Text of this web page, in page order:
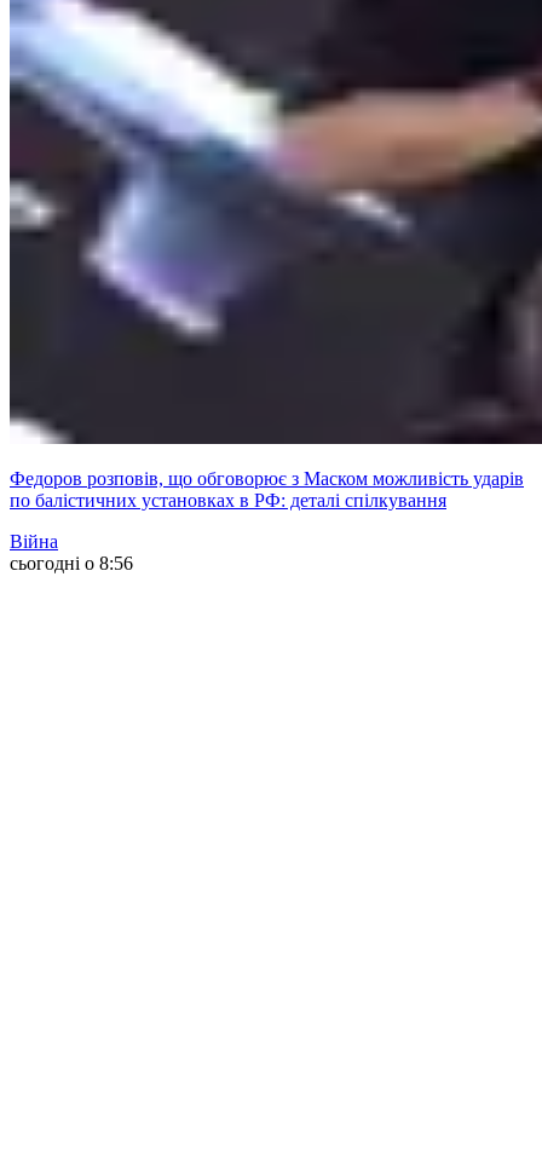
Федоров розповів, що обговорює з Маском можливість ударів
по балістичних установках в РФ: деталі спілкування
Війна
сьогодні о 8:56